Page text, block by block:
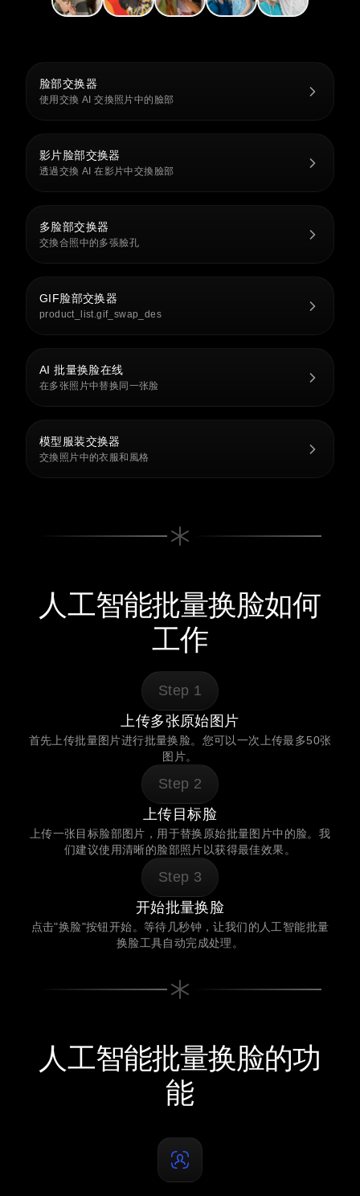
脸部交换器
使用交換 AI 交換照片中的臉部
影片脸部交换器
透過交換 AI 在影片中交換臉部
多脸部交换器
交換合照中的多張臉孔
GIF脸部交换器
product_list.gif_swap_des
AI 批量换脸在线
在多张照片中替换同一张脸
模型服装交换器
交換照片中的衣服和風格
人工智能批量换脸如何
工作
Step 1
上传多张原始图片
首先上传批量图片进行批量换脸。您可以一次上传最多50张
图片。
Step 2
上传目标脸
上传一张目标脸部图片，用于替换原始批量图片中的脸。我
们建议使用清晰的脸部照片以获得最佳效果。
Step 3
开始批量换脸
点击"换脸"按钮开始。等待几秒钟，让我们的人工智能批量
换脸工具自动完成处理。
人工智能批量换脸的功
能